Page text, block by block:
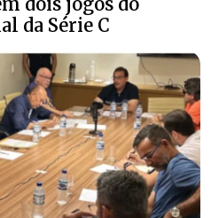
da Série C